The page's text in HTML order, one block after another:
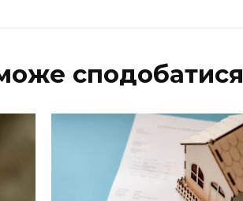
сподобатися